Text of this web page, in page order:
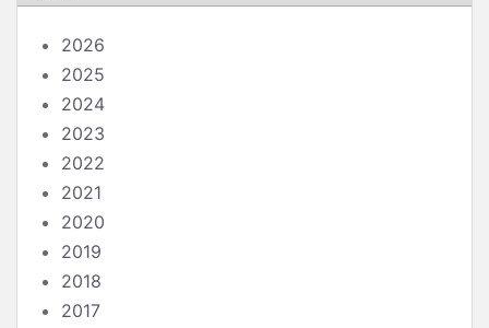
2026
2025
2024
2023
2022
2021
2020
2019
2018
2017